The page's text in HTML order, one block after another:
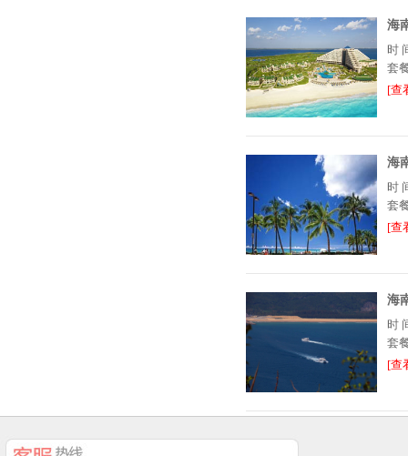
海
时
套
[查
海
时
套
[查
海
时
套
[查